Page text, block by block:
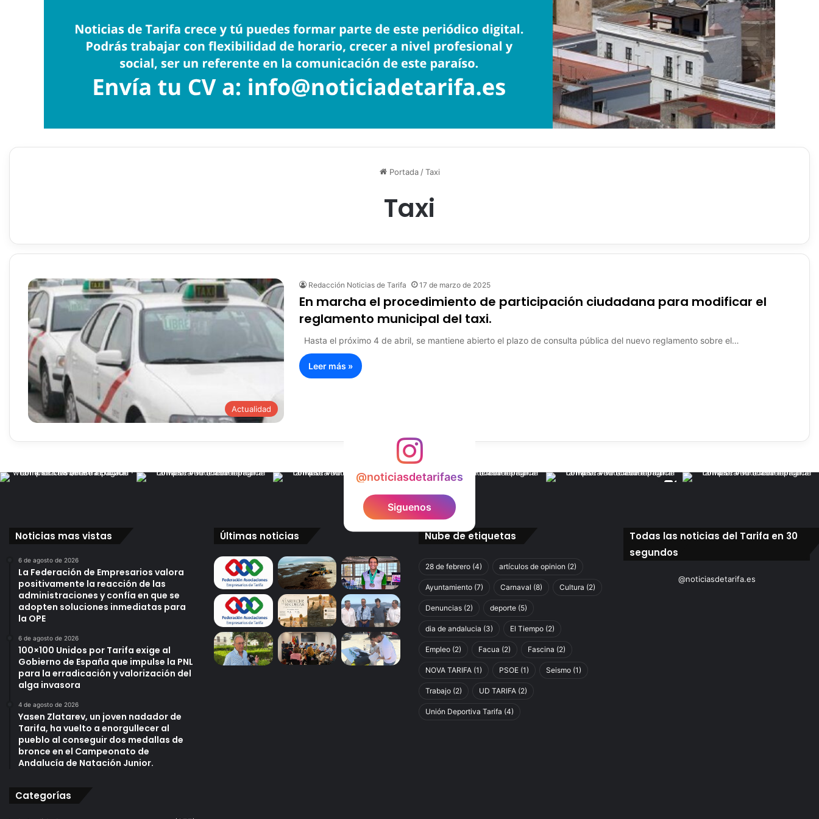
Portada / Taxi
Taxi
Actualidad
Redacción Noticias de Tarifa 17 de marzo de 2025
En marcha el procedimiento de participación ciudadana para modificar el
reglamento municipal del taxi.
Hasta el próximo 4 de abril, se mantiene abierto el plazo de consulta pública del nuevo reglamento sobre el…
Leer más »
@noticiasdetarifaes
Siguenos
Noticias mas vistas
6 de agosto de 2026
La Federación de Empresarios valora
positivamente la reacción de las
administraciones y confía en que se
adopten soluciones inmediatas para
la OPE
6 de agosto de 2026
100×100 Unidos por Tarifa exige al
Gobierno de España que impulse la PNL
para la erradicación y valorización del
alga invasora
4 de agosto de 2026
Yasen Zlatarev, un joven nadador de
Tarifa, ha vuelto a enorgullecer al
pueblo al conseguir dos medallas de
bronce en el Campeonato de
Andalucía de Natación Junior.
Categorías
Últimas noticias Nube de etiquetas
28 de febrero (4) artículos de opinion (2)
Ayuntamiento (7) Carnaval (8) Cultura (2)
Denuncias (2) deporte (5)
dia de andalucia (3) El Tiempo (2)
Empleo (2) Facua (2) Fascina (2)
NOVA TARIFA (1) PSOE (1) Seismo (1)
Trabajo (2) UD TARIFA (2)
Unión Deportiva Tarifa (4)
Todas las noticias del Tarifa en 30
segundos
@noticiasdetarifa.es